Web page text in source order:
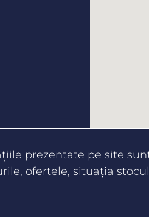
prezentate pe site
ofertele, situaţia